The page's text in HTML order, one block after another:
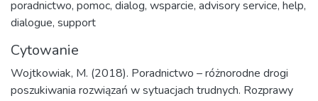
poradnictwo, pomoc, dialog, wsparcie, advisory service, help,
dialogue, support
Cytowanie
Wojtkowiak, M. (2018). Poradnictwo – różnorodne drogi
poszukiwania rozwiązań w sytuacjach trudnych. Rozprawy